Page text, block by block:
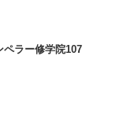
ラー修学院107